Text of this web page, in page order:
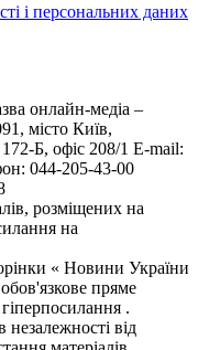
і персональних даних
онлайн-медіа –
місто Київ,
Б, офіс 208/1 E-mail:
044-205-43-00
розміщених на
на
« Новини України
пряме
.
від